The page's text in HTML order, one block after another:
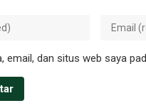
email, dan situs web saya